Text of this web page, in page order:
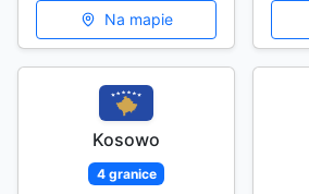
Na mapie
Kosowo
4 granice